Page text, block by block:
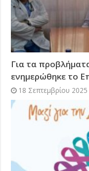
Για τα
ενημερώθηκε το
18 Σεπτεμβρίου 2025